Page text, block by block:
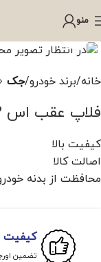
منو
برای
خانه برند خودرو جک
فلاپ عقب اس 3 ( YLZ )
کیفیت بالا
اصالت کالا
محافظت از بدنه
کیفیت
تضمین